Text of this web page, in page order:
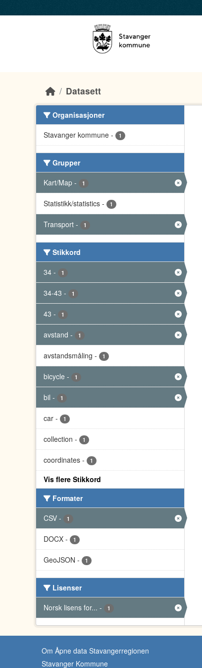
Datasett
Organisasjoner
Stavanger kommune - 1
Grupper
Kart/Map - 1
Statistikk/statistics - 1
Transport - 1
Stikkord
34 - 1
34-43 - 1
43 - 1
avstand - 1
avstandsmåling - 1
bicycle - 1
bil - 1
car - 1
collection - 1
coordinates - 1
Vis flere Stikkord
Formater
CSV - 1
DOCX - 1
GeoJSON - 1
Lisenser
Norsk lisens for... - 1
Om Åpne data Stavangerregionen
Stavanger Kommune